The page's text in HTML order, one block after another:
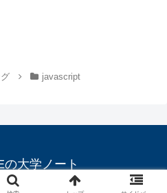
javascript
の大学ノート
SEの大学ノート.